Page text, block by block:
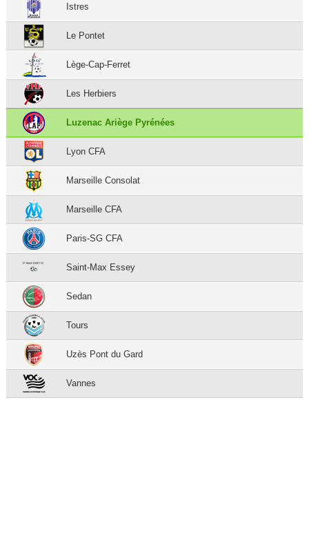
Istres
Le Pontet
Lège-Cap-Ferret
Les Herbiers
Luzenac Ariège Pyrénées
Lyon CFA
Marseille Consolat
Marseille CFA
Paris-SG CFA
Saint-Max Essey
Sedan
Tours
Uzès Pont du Gard
Vannes